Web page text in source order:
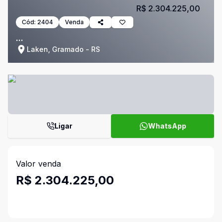
Cód: 2404 Venda
...
Laken, Gramado - RS
R$ 2.304.225,00
Ligar WhatsApp
Valor venda
R$ 2.304.225,00